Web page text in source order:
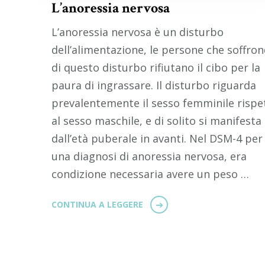
L’anoressia nervosa
L’anoressia nervosa è un disturbo
dell’alimentazione, le persone che
di questo disturbo rifiutano il cibo per la
paura di ingrassare. Il disturbo riguarda
prevalentemente il sesso femminile
al sesso maschile, e di solito si manifesta
dall’età puberale in avanti. Nel DSM-4 per
una diagnosi di anoressia nervosa, era
condizione necessaria avere un peso …
CONTINUA A LEGGERE